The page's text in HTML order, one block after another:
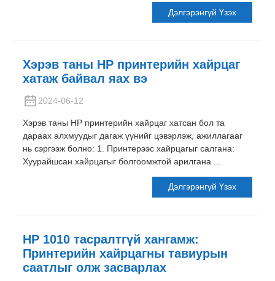
Дэлгэрэнгүй Үзэх
Хэрэв таны HP принтерийн хайрцаг
хатаж байвал яах вэ
2024-06-12
Хэрэв таны HP принтерийн хайрцаг хатсан бол та
дараах алхмуудыг дагаж үүнийг цэвэрлэж, ажиллагааг
нь сэргээж болно: 1. Принтерээс хайрцагыг салгана:
Хуурайшсан хайрцагыг болгоомжтой арилгана ...
Дэлгэрэнгүй Үзэх
HP 1010 тасралтгүй хангамж:
Принтерийн хайрцагны тавиурын
саатлыг олж засварлах